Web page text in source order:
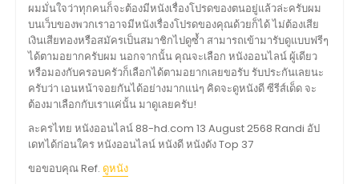
ผมมั่นใจว่าทุกคนก็จะต้องมีหนังเรื่องโปรดของตนอยู่แล้วล่ะครับผม
บนเว็บของพวกเราอาจมีหนังเรื่องโปรดของคุณด้วยก็ได้ ไม่ต้องเสีย
เงินเสียทองหรือสมัครเป็นสมาชิกไปดูซ้ำ สามารถเข้ามารับดูแบบฟรีๆ
ได้ตามอยากครับผม นอกจากนั้น คุณจะเลือก หนังออนไลน์ ผู้เดียว
หรือมองกับครอบครัวก็เลือกได้ตามอยากเลยขอรับ รับประกันเลยนะ
ครับว่า เอนหน้าจอยกันได้อย่างมากแน่ๆ คิดจะดูหนังดี ซีรีส์เด็ด จะ
ต้องมาเลือกกับเราแค่นั้น มาดูเลยครับ!
ละครไทย หนังออนไลน์ 88-hd.com 13 August 2568 Randi อัป
เดทได้ก่อนใคร หนังออนไลน์ หนังดี หนังดัง Top 37
ขอขอบคุณ Ref. ดูหนัง